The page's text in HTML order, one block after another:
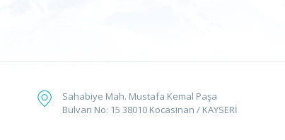
Sahabiye Mah. Mustafa Kemal Paşa
Bulvarı No: 15 38010 Kocasinan / KAYSERİ